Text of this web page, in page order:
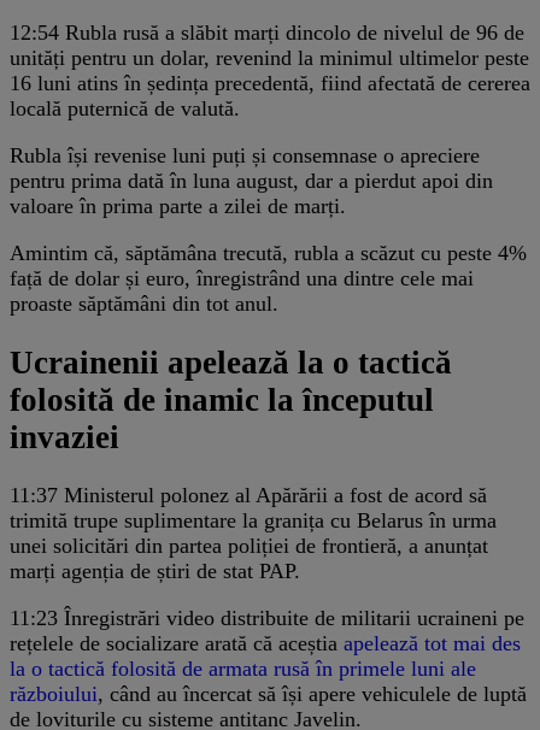
12:54 Rubla rusă a slăbit marți dincolo de nivelul de 96 de
unități pentru un dolar, revenind la minimul ultimelor peste
16 luni atins în ședința precedentă, fiind afectată de cererea
locală puternică de valută.
Rubla își revenise luni puți și consemnase o apreciere
pentru prima dată în luna august, dar a pierdut apoi din
valoare în prima parte a zilei de marți.
Amintim că, săptămâna trecută, rubla a scăzut cu peste 4%
față de dolar și euro, înregistrând una dintre cele mai
proaste săptămâni din tot anul.
Ucrainenii apelează la o tactică
folosită de inamic la începutul
invaziei
11:37 Ministerul polonez al Apărării a fost de acord să
trimită trupe suplimentare la granița cu Belarus în urma
unei solicitări din partea poliției de frontieră, a anunțat
marți agenția de știri de stat PAP.
11:23 Înregistrări video distribuite de militarii ucraineni pe
rețelele de socializare arată că aceștia apelează tot mai des
la o tactică folosită de armata rusă în primele luni ale
războiului, când au încercat să își apere vehiculele de luptă
de loviturile cu sisteme antitanc Javelin.